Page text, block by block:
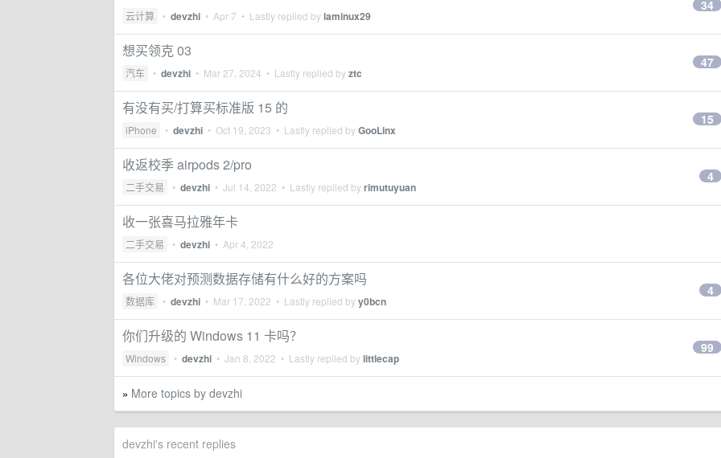
云计算 • devzhi • Apr 7 • Lastly replied bylaminux29
34
想买领克 03
汽车 • devzhi • Mar 27, 2024 • Lastly replied byztc
47
有没有买/打算买标准版 15 的
iPhone • devzhi • Oct 19, 2023 • Lastly replied byGooLinx
15
收返校季 airpods 2/pro
二手交易 • devzhi • Jul 14, 2022 • Lastly replied byrimutuyuan
4
收一张喜马拉雅年卡
二手交易 • devzhi • Apr 4, 2022
各位大佬对预测数据存储有什么好的方案吗
数据库 • devzhi • Mar 17, 2022 • Lastly replied byy0bcn
4
你们升级的 Windows 11 卡吗？
Windows • devzhi • Jan 8, 2022 • Lastly replied bylittlecap
99
» More topics by devzhi
devzhi's recent replies